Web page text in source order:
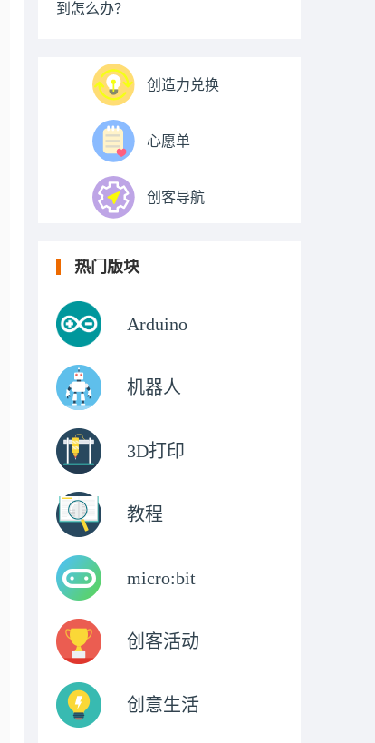
到怎么办？
创造力兑换
心愿单
创客导航
热门版块
Arduino
机器人
3D打印
教程
micro:bit
创客活动
创意生活